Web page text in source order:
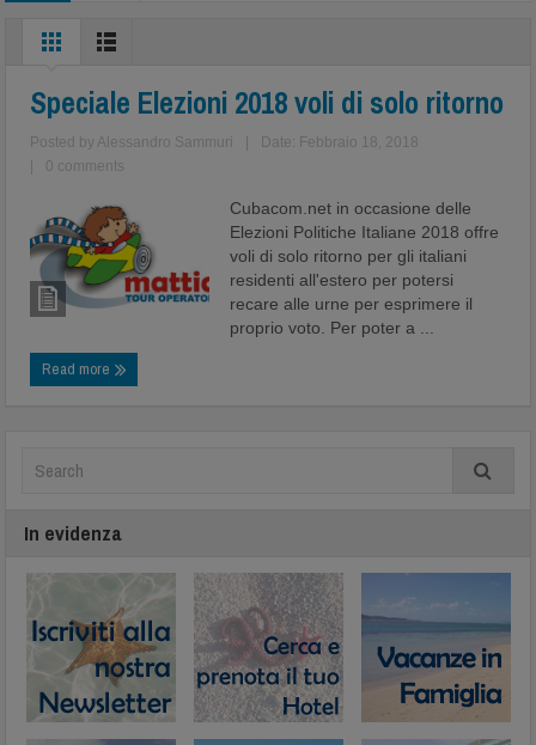
Speciale Elezioni 2018 voli di solo ritorno
Posted by Alessandro Sammuri
Date: Febbraio 18, 2018
0 comments
Cubacom.net in occasione delle
Elezioni Politiche Italiane 2018 offre
voli di solo ritorno per gli italiani
residenti all'estero per potersi
recare alle urne per esprimere il
proprio voto. Per poter a ...
Read more
In evidenza